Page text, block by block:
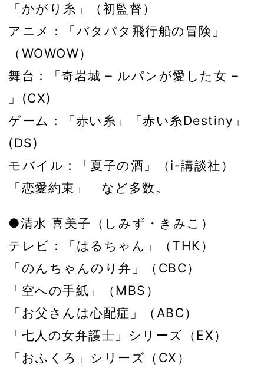
「かがり糸」（初監督）
アニメ：「パタパタ飛行船の冒険」
（WOWOW）
舞台：「奇岩城 – ルパンが愛した女 –
」(CX)
ゲーム：「赤い糸」「赤い糸Destiny」
(DS)
モバイル：「夏子の酒」（i-講談社）
「恋愛約束」 など多数。
●清水 喜美子（しみず・きみこ）
テレビ：「はるちゃん」（THK）
「のんちゃんのり弁」（CBC）
「空への手紙」（MBS）
「お父さんは心配症」（ABC）
「七人の女弁護士」シリーズ（EX）
「おふくろ」シリーズ（CX）